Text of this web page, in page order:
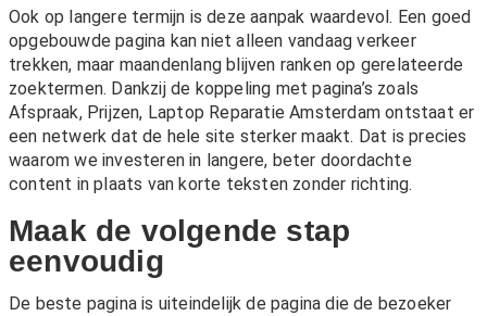
Ook op langere termijn is deze aanpak waardevol. Een goed
opgebouwde pagina kan niet alleen vandaag verkeer
trekken, maar maandenlang blijven ranken op gerelateerde
zoektermen. Dankzij de koppeling met pagina’s zoals
Afspraak, Prijzen, Laptop Reparatie Amsterdam ontstaat er
een netwerk dat de hele site sterker maakt. Dat is precies
waarom we investeren in langere, beter doordachte
content in plaats van korte teksten zonder richting.
Maak de volgende stap
eenvoudig
De beste pagina is uiteindelijk de pagina die de bezoeker